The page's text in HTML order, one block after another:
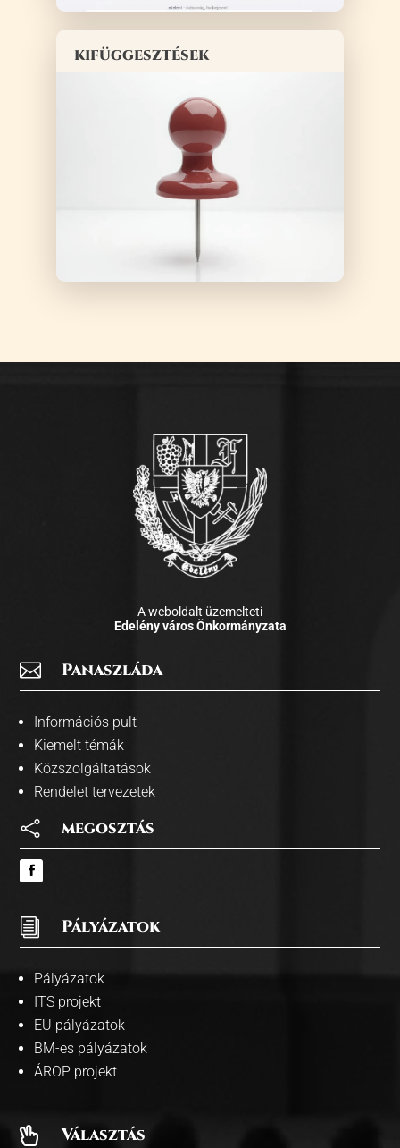
kifüggesztések
A weboldalt üzemelteti
Edelény város Önkormányzata
 Panaszláda
Információs pult
Kiemelt témák
Közszolgáltatások
Rendelet tervezetek
 megosztás
i Pályázatok
Pályázatok
ITS projekt
EU pályázatok
BM-es pályázatok
ÁROP projekt
 Választás